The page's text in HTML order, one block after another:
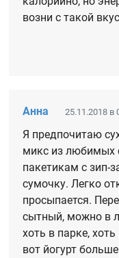
возни с такой
Анна 25.11.2018 в
Я предпочитаю
микс из любимых
пакетикам с зип-
сумочку. Легко
просыпается.
сытный, можно в
хоть в парке,
вот йогурт